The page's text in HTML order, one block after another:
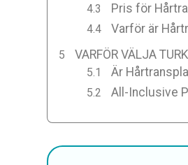
Pris för
Varför är
VARFÖR VÄLJA
Är
All-Inclusive